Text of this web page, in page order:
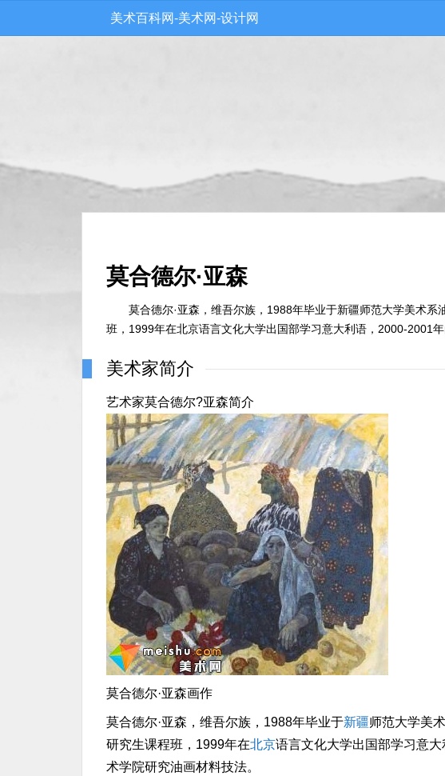
美术百科网-美术网-设计网
莫合德尔·亚森
莫合德尔·亚森，维吾尔族，1988年毕业于新疆师范大学美术
班，1999年在北京语言文化大学出国部学习意大利语，2000-2001
美术家简介
艺术家莫合德尔?亚森简介
莫合德尔·亚森画作
莫合德尔·亚森，维吾尔族，1988年毕业于新疆师范大学美
研究生课程班，1999年在北京语言文化大学出国部学习意
术学院研究油画材料技法。